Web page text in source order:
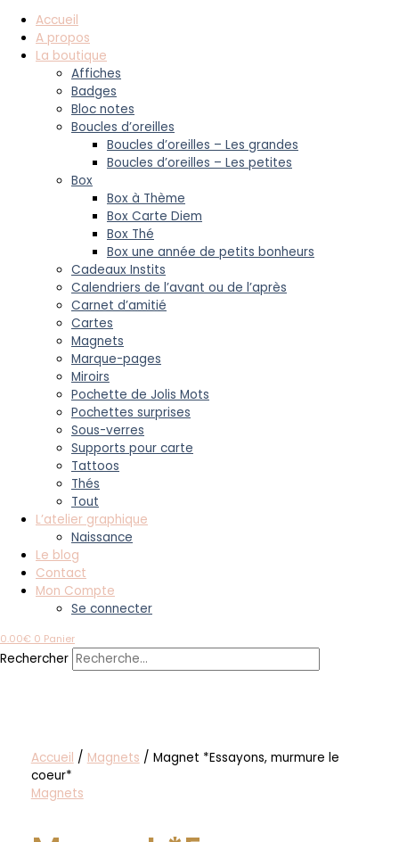
Accueil
A propos
La boutique
Affiches
Badges
Bloc notes
Boucles d’oreilles
Boucles d’oreilles – Les grandes
Boucles d’oreilles – Les petites
Box
Box à Thème
Box Carte Diem
Box Thé
Box une année de petits bonheurs
Cadeaux Instits
Calendriers de l’avant ou de l’après
Carnet d’amitié
Cartes
Magnets
Marque-pages
Miroirs
Pochette de Jolis Mots
Pochettes surprises
Sous-verres
Supports pour carte
Tattoos
Thés
Tout
L’atelier graphique
Naissance
Le blog
Contact
Mon Compte
Se connecter
0.00€ 0 Panier
Rechercher
Accueil / Magnets / Magnet *Essayons, murmure le
coeur*
Magnets